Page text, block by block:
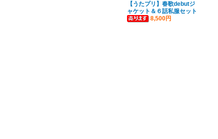
【うたプリ】春歌debutジ
ャケット＆６話私服セット
8,500円